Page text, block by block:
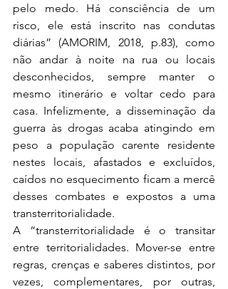
pelo medo. Há consciência de um
risco, ele está inscrito nas condutas
diárias” (AMORIM, 2018, p.83), como
não andar à noite na rua ou locais
desconhecidos, sempre manter o
mesmo itinerário e voltar cedo para
casa. Infelizmente, a disseminação da
guerra às drogas acaba atingindo em
peso a população carente residente
nestes locais, afastados e excluídos,
caídos no esquecimento ficam a mercê
desses combates e expostos a uma
transterritorialidade.
A “transterritorialidade é o transitar
entre territorialidades. Mover-se entre
regras, crenças e saberes distintos, por
vezes, complementares, por outras,